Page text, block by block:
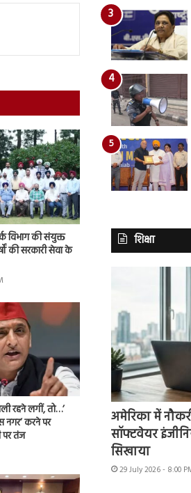
विभाग की संयुक्त
की सरकारी सेवा के
रहने लगीं, तो…’
नगर’ करने पर
तंज
शिक्षा
अमेरिका में
सॉफ्टवेयर
सिखाया
29 July 2026 - 8:00